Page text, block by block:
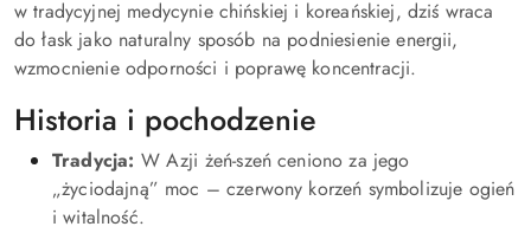
w tradycyjnej medycynie chińskiej i koreańskiej, dziś wraca
do łask jako naturalny sposób na podniesienie energii,
wzmocnienie odporności i poprawę koncentracji.
Historia i pochodzenie
Tradycja: W Azji żeń-szeń ceniono za jego
„życiodajną” moc – czerwony korzeń symbolizuje ogień
i witalność.